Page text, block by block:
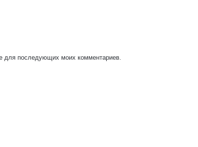
для последующих моих комментариев.